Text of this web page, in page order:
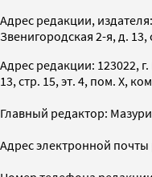
Адрес редакции,
Звенигородская 2-я, д. 13,
Адрес редакции: 123022,
13, стр. 15, эт. 4, пом. X,
Главный редактор:
Адрес электронной